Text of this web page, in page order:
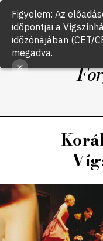
Figyelem: Az
időpontjai a
időzónájában (CET/
megadva.